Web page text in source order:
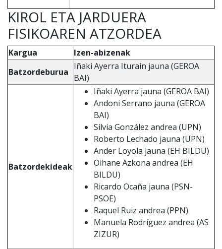
KIROL ETA JARDUERA
FISIKOAREN ATZORDEA
Kargua
Izen-abizenak
Batzordeburua
Iñaki Ayerra Iturain jauna (GEROA
BAI)
Batzordekideak
Iñaki Ayerra jauna (GEROA BAI)
Andoni Serrano jauna (GEROA
BAI)
Silvia González andrea (UPN)
Roberto Lechado jauna (UPN)
Ander Loyola jauna (EH BILDU)
Oihane Azkona andrea (EH
BILDU)
Ricardo Ocaña jauna (PSN-
PSOE)
Raquel Ruiz andrea (PPN)
Manuela Rodríguez andrea (AS
ZIZUR)